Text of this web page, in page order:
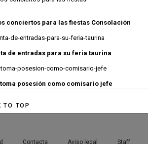
conciertos para las fiestas Consolación
de entradas para su feria taurina
posesión como comisario jefe
TO TOP
Contacta Aviso legal Staff